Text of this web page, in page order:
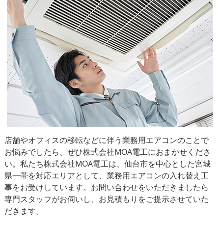
店舗やオフィスの移転などに伴う業務用エアコンのことで
お悩みでしたら、ぜひ株式会社MOA電工におまかせくださ
い。私たち株式会社MOA電工は、仙台市を中心とした宮城
県一帯を対応エリアとして、業務用エアコンの入れ替え工
事をお受けしています。お問い合わせをいただきましたら
専門スタッフがお伺いし、お見積もりをご提示させていた
だきます。